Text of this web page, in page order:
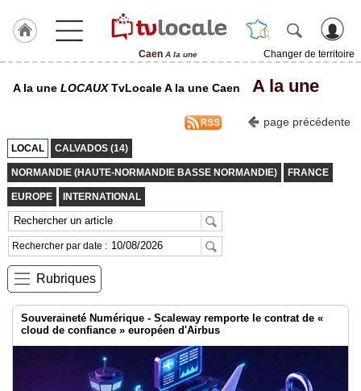
Caen A la une
Changer de territoire
Caen
TvLocale
France
Accueil
RUBRIQUES
Gazette
A la une LOCAUXTvLocale A la une Caen A la une
page précédente
LOCAL CALVADOS (14)
NORMANDIE (HAUTE-NORMANDIE BASSE NORMANDIE) FRANCE
EUROPE INTERNATIONAL
Rechercher par date :
Rubriques
Souveraineté Numérique - Scaleway remporte le contrat de «
cloud de confiance » européen d'Airbus